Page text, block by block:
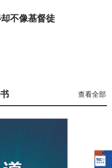
不像基督徒
查看全部